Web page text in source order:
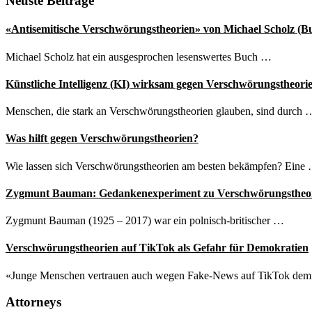
«Antisemitische Verschwörungstheorien» von Michael Scholz
Michael Scholz hat ein ausgesprochen lesenswertes Buch …
Künstliche Intelligenz (KI) wirksam gegen
Menschen, die stark an Verschwörungstheorien glauben, sind durch
Was hilft gegen Verschwörungstheorien?
Wie lassen sich Verschwörungstheorien am besten bekämpfen? Eine
Zygmunt Bauman: Gedankenexperiment zu
Zygmunt Bauman (1925 – 2017) war ein polnisch-britischer …
Verschwörungstheorien auf TikTok als Gefahr für Demokratien
«Junge Menschen vertrauen auch wegen Fake-News auf TikTok
Attorneys